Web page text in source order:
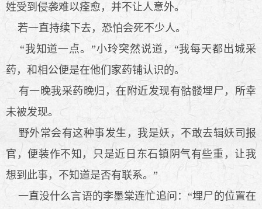
姓受到侵袭难以痊愈，并不让人意外。
若一直持续下去，恐怕会死不少人。
“我知道一点。”小玲突然说道，“我每天都出城采
药，和相公便是在他们家药铺认识的。
有一晚我采药晚归，在附近发现有骷髅埋尸，所幸
未被发现。
野外常会有这种事发生，我是妖，不敢去辑妖司报
官，便装作不知，只是近日东石镇阴气有些重，让我
想到此事，不知道是否有联系。”
一直没什么言语的李墨棠连忙追问：“埋尸的位置在